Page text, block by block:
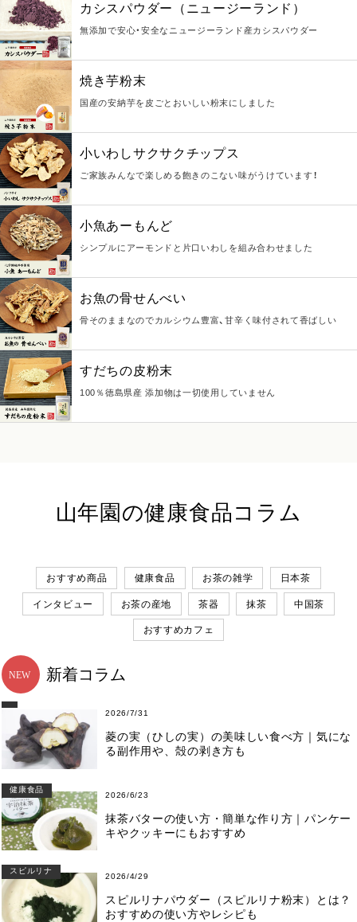
カシスパウダー（ニュージーランド）
無添加で安心・安全なニュージーランド産カシスパウダー
焼き芋粉末
国産の安納芋を皮ごとおいしい粉末にしました
小いわしサクサクチップス
ご家族みんなで楽しめる飽きのこない味がうけています！
小魚あーもんど
シンプルにアーモンドと片口いわしを組み合わせました
お魚の骨せんべい
骨そのままなのでカルシウム豊富、甘辛く味付されて香ばしい
すだちの皮粉末
100％徳島県産 添加物は一切使用していません
山年園の健康食品コラム
おすすめ商品 健康食品 お茶の雑学 日本茶
インタビュー お茶の産地 茶器 抹茶 中国茶
おすすめカフェ
新着コラム
2026/7/31
菱の実（ひしの実）の美味しい食べ方｜気にな
る副作用や、殻の剥き方も
健康食品
2026/6/23
抹茶バターの使い方・簡単な作り方｜パンケー
キやクッキーにもおすすめ
スピルリナ
2026/4/29
スピルリナパウダー（スピルリナ粉末）とは？
おすすめの使い方やレシピも